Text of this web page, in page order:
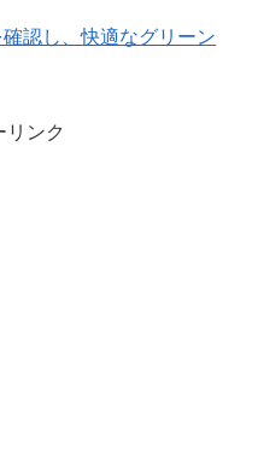
認し、快適なグリーン
リンク